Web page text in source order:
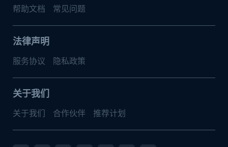
帮助文档
常见问题
法律声明
服务协议 隐私政策
关于我们
关于我们 合作伙伴 推荐计划